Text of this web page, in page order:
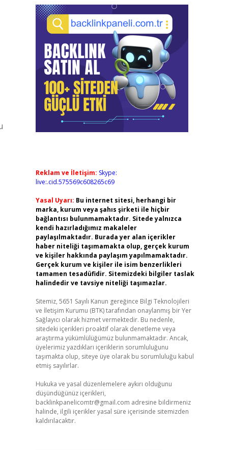
Reklam ve İletişim: Skype:
live:.cid.575569c608265c69
Yasal Uyarı: Bu internet sitesi, herhangi bir
marka, kurum veya şahıs şirketi ile hiçbir
bağlantısı bulunmamaktadır. Sitede yalnızca
kendi hazırladığımız makaleler
paylaşılmaktadır. Burada yer alan içerikler
haber niteliği taşımamakta olup, gerçek kurum
ve kişiler hakkında paylaşım yapılmamaktadır.
Gerçek kurum ve kişiler ile isim benzerlikleri
tamamen tesadüfidir. Sitemizdeki bilgiler taslak
halindedir ve tavsiye niteliği taşımazlar.
Sitemiz, 5651 Sayılı Kanun gereğince Bilgi Teknolojileri
ve İletişim Kurumu (BTK) tarafından onaylanmış bir Yer
Sağlayıcı olarak hizmet vermektedir. Bu nedenle,
sitedeki içerikleri proaktif olarak denetleme veya
araştırma yükümlülüğümüz bulunmamaktadır. Ancak,
üyelerimiz yazdıkları içeriklerin sorumluluğunu
taşımakta olup, siteye üye olarak bu sorumluluğu kabul
etmiş sayılırlar.
Hukuka ve yasal düzenlemelere aykırı olduğunu
düşündüğünüz içerikleri,
backlinkpanelicomtr@gmail.com adresine bildirmeniz
halinde, ilgili içerikler yasal süre içerisinde sitemizden
kaldırılacaktır.